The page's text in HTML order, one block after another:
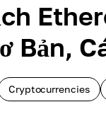
Bản,
Cryptocurrencies